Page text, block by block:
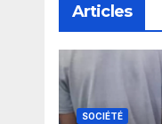
Articles
SOCIÉTÉ